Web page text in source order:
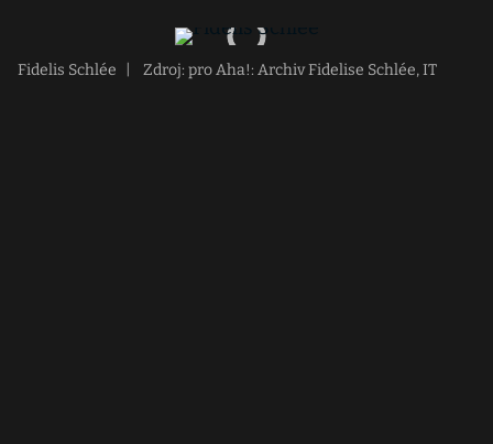
Fidelis Schlée Zdroj: pro Aha!: Archiv Fidelise Schlée, IT